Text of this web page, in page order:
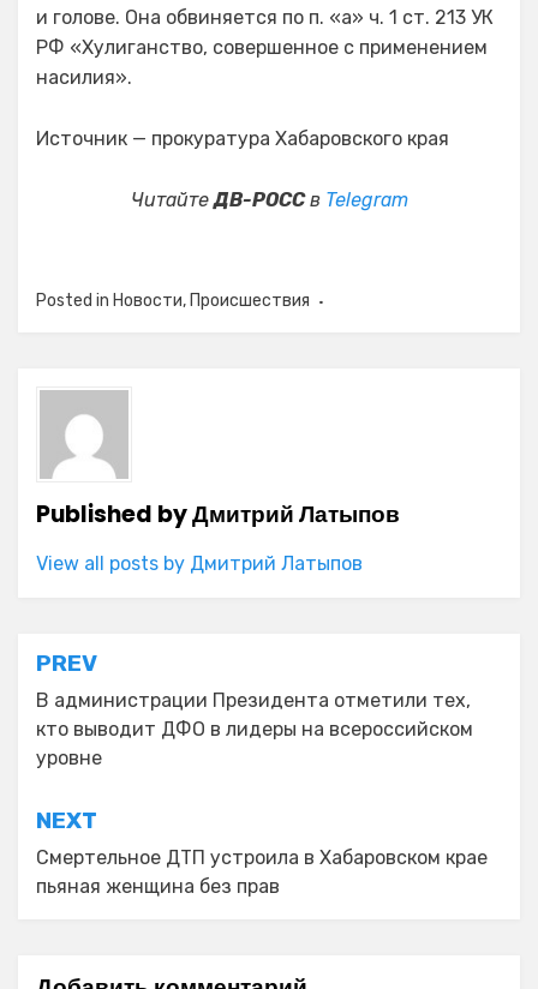
и голове. Она обвиняется по п. «а» ч. 1 ст. 213 УК
РФ «Хулиганство, совершенное с применением
насилия».
Источник — прокуратура Хабаровского края
ЧитайтеДВ-РОССв Telegram
Posted in Новости, Происшествия
Published byДмитрий Латыпов
View all posts by Дмитрий Латыпов
Навигация
по
записям
PREV
В администрации Президента отметили тех,
кто выводит ДФО в лидеры на всероссийском
уровне
NEXT
Смертельное ДТП устроила в Хабаровском крае
пьяная женщина без прав